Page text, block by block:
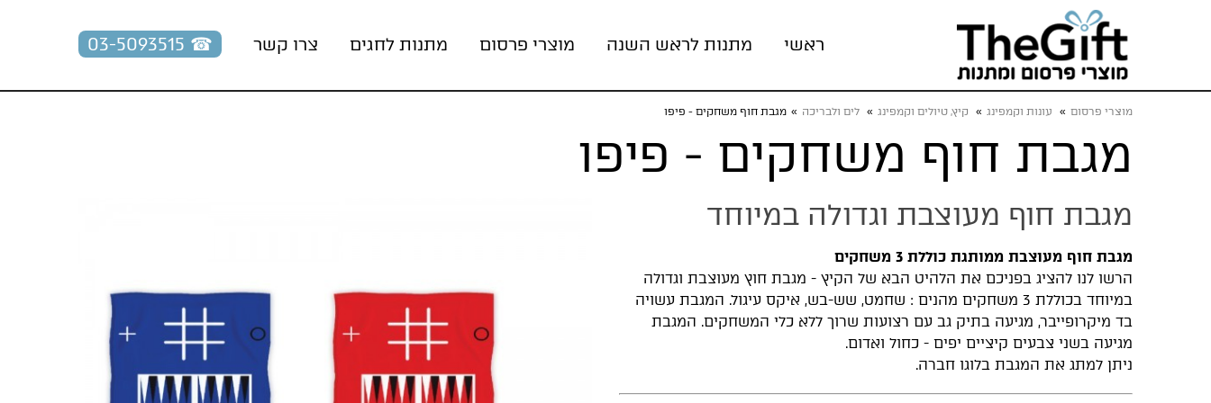
ראשי מתנות לראש השנה מוצרי פרסום מתנות לחגים צרו קשר ☎︎ 03-5093515
מוצרי פרסום » עונות וקמפינג » קיץ, טיולים וקמפינג » לים ולבריכה » מגבת חוף משחקים - פיפו
מגבת חוף משחקים - פיפו
מגבת חוף מעוצבת וגדולה במיוחד
מגבת חוף מעוצבת ממותגת כוללת 3 משחקים
הרשו לנו להציג בפניכם את הלהיט הבא של הקיץ - מגבת חוץ מעוצבת וגדולה
במיוחד בכוללת 3 משחקים מהנים : שחמט, שש-בש, איקס עיגול. המגבת עשויה
בד מיקרופייבר, מגיעה בתיק גב עם רצועות שרוך ללא כלי המשחקים. המגבת
מגיעה בשני צבעים קיציים יפים - כחול ואדום.
ניתן למתג את המגבת בלוגו חברה.